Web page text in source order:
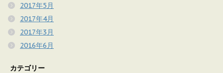
2017年5月
2017年4月
2017年3月
2016年6月
カテゴリー